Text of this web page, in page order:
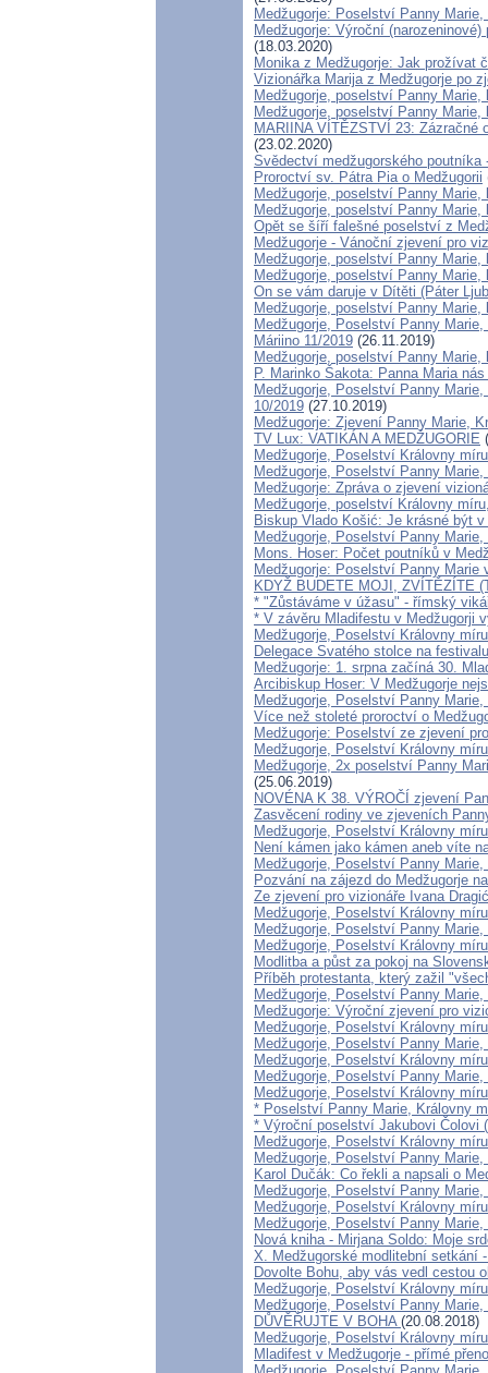
Medžugorje: Poselství Panny
Medžugorje: Výroční
(18.03.2020)
Monika z Medžugorje: Jak prožívat
Vizionářka Marija z Medžugorje po
Medžugorje, poselství Panny
Medžugorje, poselství Panny
MARIINA VÍTĚZSTVÍ 23: Zázračné
(23.02.2020)
Svědectví medžugorského poutníka
Proroctví sv. Pátra Pia o Medžugorii
Medžugorje, poselství Panny
Medžugorje, poselství Panny
Opět se šíří falešné poselství z
Medžugorje - Vánoční zjevení pro
Medžugorje, poselství Panny
Medžugorje, poselství Panny
On se vám daruje v Dítěti (Páter
Medžugorje, poselství Panny
Medžugorje, Poselství Panny
Máriino 11/2019 (26.11.2019)
Medžugorje, poselství Panny
P. Marinko Šakota: Panna Maria
Medžugorje, Poselství Panny
10/2019 (27.10.2019)
Medžugorje: Zjevení Panny Marie,
TV Lux: VATIKÁN A MEDŽUGORIE
Medžugorje, Poselství Královny
Medžugorje, Poselství Panny
Medžugorje: Zpráva o zjevení
Medžugorje, poselství Královny
Biskup Vlado Košić: Je krásné být v
Medžugorje, Poselství Panny
Mons. Hoser: Počet poutníků v
Medžugorje: Poselství Panny Marie
KDYŽ BUDETE MOJI, ZVÍTĚZÍTE
* "Zůstáváme v úžasu" - římský
* V závěru Mladifestu v Medžugorji
Medžugorje, Poselství Královny
Delegace Svatého stolce na
Medžugorje: 1. srpna začíná 30.
Arcibiskup Hoser: V Medžugorje
Medžugorje, Poselství Panny
Více než stoleté proroctví o
Medžugorje: Poselství ze zjevení
Medžugorje, Poselství Královny
Medžugorje, 2x poselství Panny
(25.06.2019)
NOVÉNA K 38. VÝROČÍ zjevení
Zasvěcení rodiny ve zjeveních
Medžugorje, Poselství Královny
Není kámen jako kámen aneb víte
Medžugorje, Poselství Panny
Pozvání na zájezd do Medžugorje
Ze zjevení pro vizionáře Ivana
Medžugorje, Poselství Královny
Medžugorje, Poselství Panny
Medžugorje, Poselství Královny
Modlitba a půst za pokoj na
Příběh protestanta, který zažil
Medžugorje, Poselství Panny
Medžugorje: Výroční zjevení pro
Medžugorje, Poselství Královny
Medžugorje, Poselství Panny
Medžugorje, Poselství Královny
Medžugorje, Poselství Panny
Medžugorje, Poselství Královny
* Poselství Panny Marie, Královny
* Výroční poselství Jakubovi Čolovi
Medžugorje, Poselství Královny
Medžugorje, Poselství Panny
Karol Dučák: Co řekli a napsali o
Medžugorje, Poselství Panny
Medžugorje, Poselství Královny
Medžugorje, Poselství Panny
Nová kniha - Mirjana Soldo: Moje
X. Medžugorské modlitební setkání
Dovolte Bohu, aby vás vedl cestou
Medžugorje, Poselství Královny
Medžugorje, Poselství Panny
DŮVĚŘUJTE V BOHA (20.08.2018)
Medžugorje, Poselství Královny
Mladifest v Medžugorje - přímé